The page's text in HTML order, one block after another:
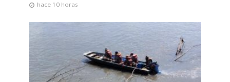
hace 10 horas